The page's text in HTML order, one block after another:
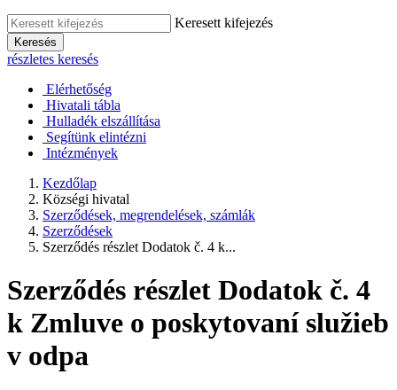
Keresett kifejezés
Keresés
részletes keresés
Elérhetőség
Hivatali tábla
Hulladék elszállítása
Segítünk elintézni
Intézmények
Kezdőlap
Községi hivatal
Szerződések, megrendelések, számlák
Szerződések
Szerződés részlet Dodatok č. 4 k...
Szerződés részlet Dodatok č. 4
k Zmluve o poskytovaní služieb
v odpa